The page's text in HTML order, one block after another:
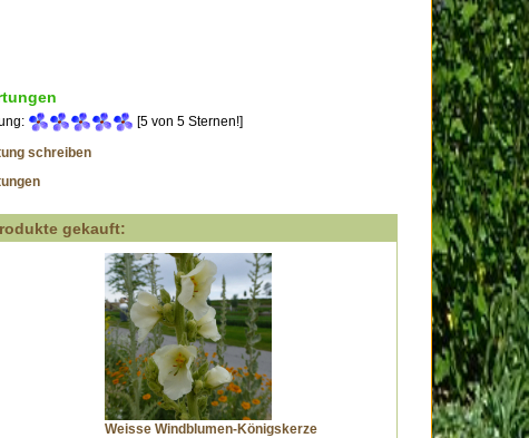
[5 von 5 Sternen!]
schreiben
gekauft:
Weisse Windblumen-Königskerze